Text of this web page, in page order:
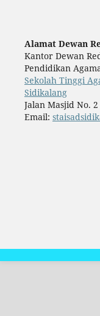
Alamat Dewan
Kantor Dewan
Pendidikan
Sekolah Tinggi
Sidikalang
Jalan Masjid No.
Email: